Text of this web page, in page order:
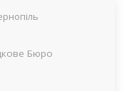
Бюро